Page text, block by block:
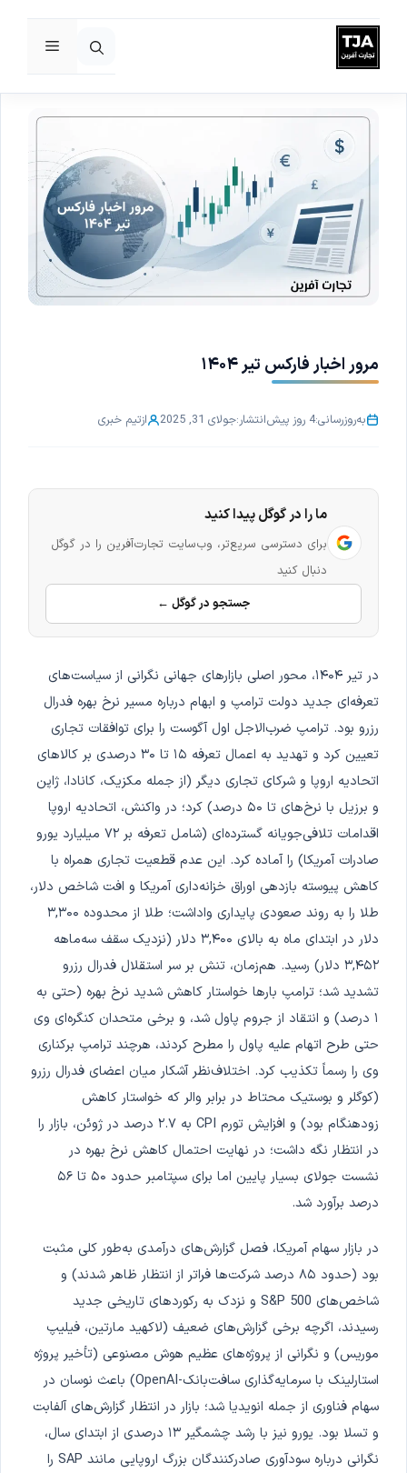
پرش
به
فهرست
مرور اخبار فارکس تیر ۱۴۰۴
به‌روزرسانی:4 روز پیش انتشار:جولای 31, 2025 ازتیم خبری
ما را در گوگل پیدا کنید
برای دسترسی سریع‌تر، وب‌سایت تجارت‌آفرین را در گوگل
دنبال کنید
جستجو در گوگل ←
در تیر ۱۴۰۴، محور اصلی بازارهای جهانی نگرانی از سیاست‌های
تعرفه‌ای جدید دولت ترامپ و ابهام درباره مسیر نرخ بهره فدرال
رزرو بود. ترامپ ضرب‌الاجل اول آگوست را برای توافقات تجاری
تعیین کرد و تهدید به اعمال تعرفه ۱۵ تا ۳۰ درصدی بر کالاهای
اتحادیه اروپا و شرکای تجاری دیگر (از جمله مکزیک، کانادا، ژاپن
و برزیل با نرخ‌های تا ۵۰ درصد) کرد؛ در واکنش، اتحادیه اروپا
اقدامات تلافی‌جویانه گسترده‌ای (شامل تعرفه بر ۷۲ میلیارد یورو
صادرات آمریکا) را آماده کرد. این عدم قطعیت تجاری همراه با
کاهش پیوسته بازدهی اوراق خزانه‌داری آمریکا و افت شاخص دلار،
طلا را به روند صعودی پایداری واداشت؛ طلا از محدوده ۳,۳۰۰
دلار در ابتدای ماه به بالای ۳,۴۰۰ دلار (نزدیک سقف سه‌ماهه
۳,۴۵۲ دلار) رسید. هم‌زمان، تنش بر سر استقلال فدرال رزرو
تشدید شد؛ ترامپ بارها خواستار کاهش شدید نرخ بهره (حتی به
۱ درصد) و انتقاد از جروم پاول شد، و برخی متحدان کنگره‌ای وی
حتی طرح اتهام علیه پاول را مطرح کردند، هرچند ترامپ برکناری
وی را رسماً تکذیب کرد. اختلاف‌نظر آشکار میان اعضای فدرال رزرو
(کوگلر و بوستیک محتاط در برابر والر که خواستار کاهش
زودهنگام بود) و افزایش تورم CPI به ۲.۷ درصد در ژوئن، بازار را
در انتظار نگه داشت؛ در نهایت احتمال کاهش نرخ بهره در
نشست جولای بسیار پایین اما برای سپتامبر حدود ۵۰ تا ۵۶
درصد برآورد شد.
در بازار سهام آمریکا، فصل گزارش‌های درآمدی به‌طور کلی مثبت
بود (حدود ۸۵ درصد شرکت‌ها فراتر از انتظار ظاهر شدند) و
شاخص‌های S&P 500 و نزدک به رکوردهای تاریخی جدید
رسیدند، اگرچه برخی گزارش‌های ضعیف (لاکهید مارتین، فیلیپ
موریس) و نگرانی از پروژه‌های عظیم هوش مصنوعی (تأخیر پروژه
استارلینک با سرمایه‌گذاری سافت‌بانک-OpenAI) باعث نوسان در
سهام فناوری از جمله انویدیا شد؛ بازار در انتظار گزارش‌های آلفابت
و تسلا بود. یورو نیز با رشد چشمگیر ۱۳ درصدی از ابتدای سال،
نگرانی درباره سودآوری صادرکنندگان بزرگ اروپایی مانند SAP را